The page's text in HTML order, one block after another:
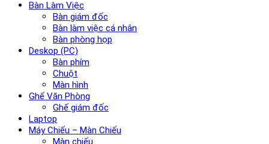
Bàn Làm Việc
Bàn giám đốc
Bàn làm việc cá nhân
Bàn phòng họp
Deskop (PC)
Bàn phím
Chuột
Màn hình
Ghế Văn Phòng
Ghế giám đốc
Laptop
Máy Chiếu – Màn Chiếu
Màn chiếu